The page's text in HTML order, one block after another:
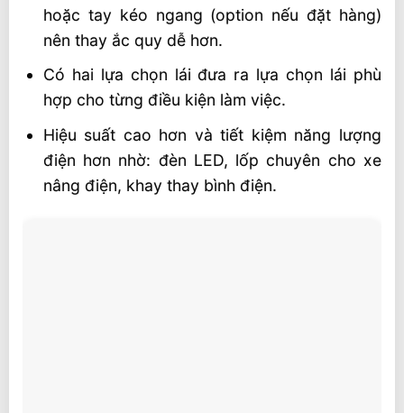
hoặc tay kéo ngang (option nếu đặt hàng)
nên thay ắc quy dễ hơn.
Có hai lựa chọn lái đưa ra lựa chọn lái phù
hợp cho từng điều kiện làm việc.
Hiệu suất cao hơn và tiết kiệm năng lượng
điện hơn nhờ: đèn LED, lốp chuyên cho xe
nâng điện, khay thay bình điện.